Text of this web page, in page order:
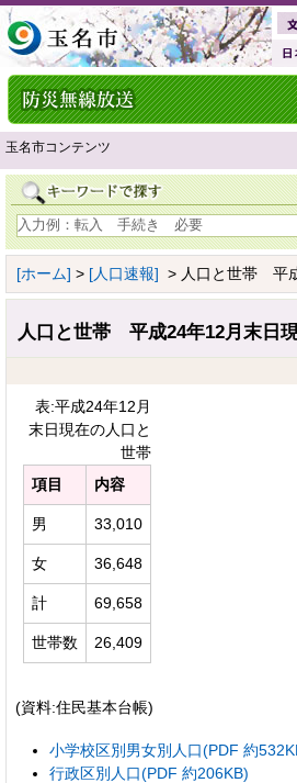
玉名市コンテンツ
[ホーム] > [人口速報] > 人口と世帯 平
人口と世帯 平成24年12月末日
表:平成24年12月
末日現在の人口と
世帯
項目
内容
男 33,010
女 36,648
計 69,658
世帯数 26,409
(資料:住民基本台帳)
小学校区別男女別人口(PDF 約
行政区別人口(PDF 約206KB)